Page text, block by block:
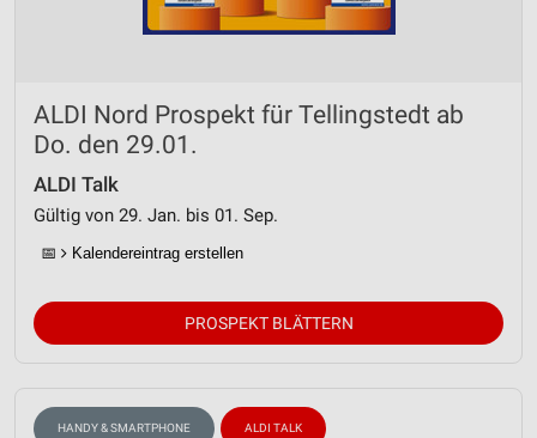
ALDI Nord Prospekt für Tellingstedt ab
Do. den 29.01.
ALDI Talk
Gültig von 29. Jan. bis 01. Sep.
📅 Kalendereintrag erstellen
PROSPEKT BLÄTTERN
HANDY & SMARTPHONE ALDI TALK